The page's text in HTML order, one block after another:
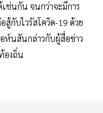
ช่นกัน จนกว่าจะมีการ
สู้กับไวรัสโควิด-19 ด้วย
อห์นสันกล่าวกับผู้สื่อข่าว
าท้องถิ่น